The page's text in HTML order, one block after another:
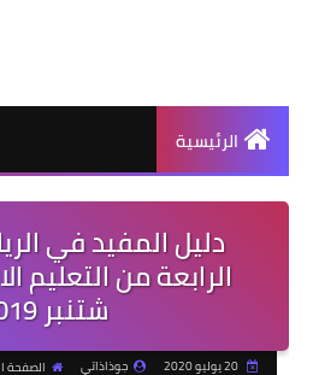
الرئيسية
دليل المفيد في
الرابعة من التعليم
شتنبر 2019
20 يوليو 2020 جوذاذاتي الصفحة